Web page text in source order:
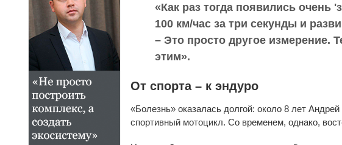
«Как раз тогда появились
100 км/час за три секунды и
– Это просто другое измерение.
этим».
От спорта – к эндуро
«Болезнь» оказалась долгой: около 8 лет
спортивный мотоцикл. Со временем, однако,